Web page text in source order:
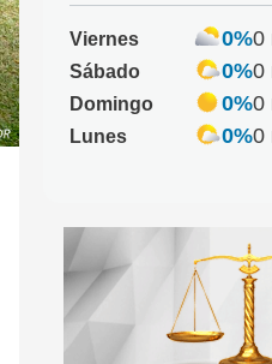
Viernes 0%0
Sábado
0%0
Domingo
0%0
Lunes
0%0